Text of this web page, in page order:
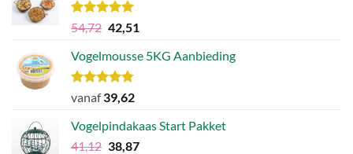
Waardering
5.00
uit 5
54,72 Oorspronkelijke
was:
€54,72.
42,51
is:
Vogelmousse 5KG Aanbieding
Waardering
uit 5
vanaf39,62
Vogelpindakaas Start Pakket
41,12 Oorspronkelijke
38,87Huidige